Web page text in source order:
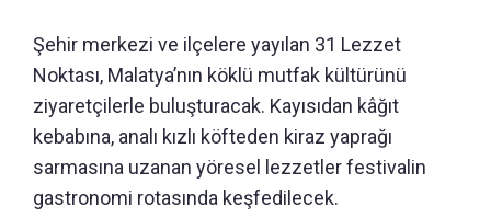
Şehir merkezi ve ilçelere yayılan 31 Lezzet
Noktası, Malatya’nın köklü mutfak kültürünü
ziyaretçilerle buluşturacak. Kayısıdan kâğıt
kebabına, analı kızlı köfteden kiraz yaprağı
sarmasına uzanan yöresel lezzetler festivalin
gastronomi rotasında keşfedilecek.